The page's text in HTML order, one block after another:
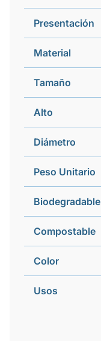
Presentación
Material
Tamaño
Alto
Diámetro
Peso Unitario
Biodegradable
Compostable
Color
Usos